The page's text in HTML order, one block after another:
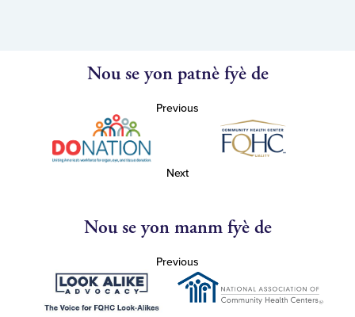
Nou se yon patnè fyè de
Previous
Next
Nou se yon manm fyè de
Previous